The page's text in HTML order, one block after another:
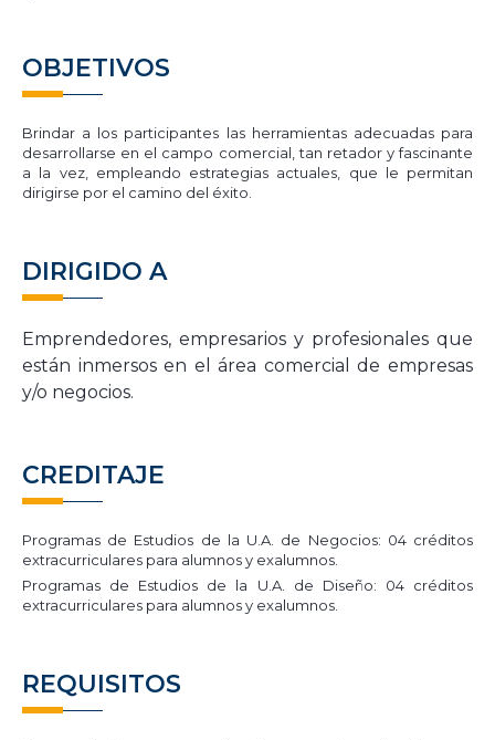
OBJETIVOS
Brindar a los participantes las herramientas adecuadas para
desarrollarse en el campo comercial, tan retador y fascinante
a la vez, empleando estrategias actuales, que le permitan
dirigirse por el camino del éxito.
DIRIGIDO A
Emprendedores, empresarios y profesionales que
están inmersos en el área comercial de empresas
y/o negocios.
CREDITAJE
Programas de Estudios de la U.A. de Negocios: 04 créditos
extracurriculares para alumnos y exalumnos.
Programas de Estudios de la U.A. de Diseño: 04 créditos
extracurriculares para alumnos y exalumnos.
REQUISITOS